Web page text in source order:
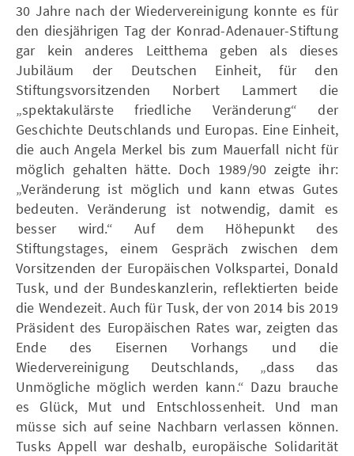
30 Jahre nach der Wiedervereinigung konnte es für
den diesjährigen Tag der Konrad-Adenauer-Stiftung
gar kein anderes Leitthema geben als dieses
Jubiläum der Deutschen Einheit, für den
Stiftungsvorsitzenden Norbert Lammert die
„spektakulärste friedliche Veränderung“ der
Geschichte Deutschlands und Europas. Eine Einheit,
die auch Angela Merkel bis zum Mauerfall nicht für
möglich gehalten hätte. Doch 1989/90 zeigte ihr:
„Veränderung ist möglich und kann etwas Gutes
bedeuten. Veränderung ist notwendig, damit es
besser wird.“ Auf dem Höhepunkt des
Stiftungstages, einem Gespräch zwischen dem
Vorsitzenden der Europäischen Volkspartei, Donald
Tusk, und der Bundeskanzlerin, reflektierten beide
die Wendezeit. Auch für Tusk, der von 2014 bis 2019
Präsident des Europäischen Rates war, zeigten das
Ende des Eisernen Vorhangs und die
Wiedervereinigung Deutschlands, „dass das
Unmögliche möglich werden kann.“ Dazu brauche
es Glück, Mut und Entschlossenheit. Und man
müsse sich auf seine Nachbarn verlassen können.
Tusks Appell war deshalb, europäische Solidarität